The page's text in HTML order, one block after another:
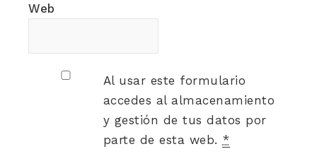
Web
Al usar este formulario
accedes al almacenamiento
y gestión de tus datos por
parte de esta web. *